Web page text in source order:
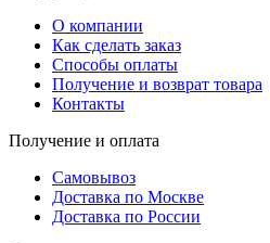
О компании
Как сделать заказ
Способы оплаты
Получение и возврат товара
Контакты
Получение и оплата
Самовывоз
Доставка по Москве
Доставка по России